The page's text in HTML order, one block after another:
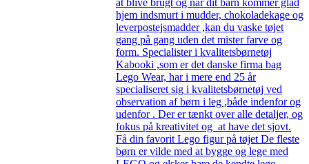
hjem indsmurt i mudder, chokoladekage og
leverpostejsmadder ,kan du vaske tøjet
gang på gang uden det mister farve og
form. Specialister i kvalitetsbørnetøj
Kabooki ,som er det danske firma bag
Lego Wear, har i mere end 25 år
specialiseret sig i kvalitetsbørnetøj ved
observation af børn i leg ,både indenfor og
udenfor . Der er tænkt over alle detaljer, og
fokus på kreativitet og at have det sjovt.
Få din favorit Lego figur på tøjet De fleste
børn er vilde med at bygge og lege med